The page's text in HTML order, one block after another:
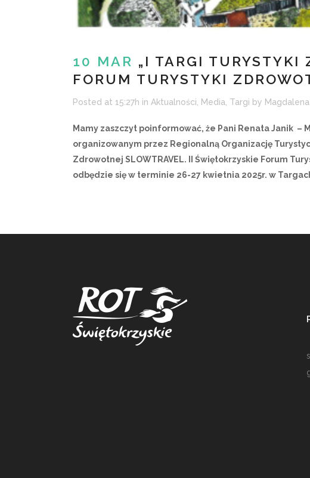
10 MAR „I TARGI TURYSTYKI
FORUM TURYSTYKI
Posted at 15:27h in Aktualności Media Targi by
Mamy zaszczyt poinformować, że Pani Renata Janik –
organizowanym przez Regionalną Organizację
Zdrowotnej SLOWTRAVEL. II Świętokrzyskie Forum
odbędzie się w terminie 26-27 kwietnia 2025r. w